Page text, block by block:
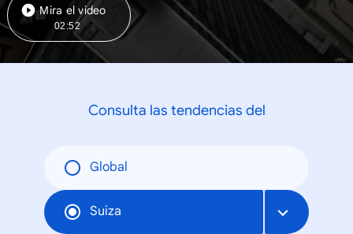
Mira el video
02:52
Consulta las tendencias del
Global
Suiza